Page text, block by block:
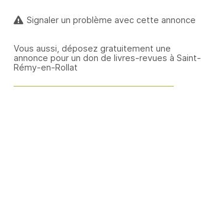
Signaler un problème avec cette annonce
Vous aussi, déposez gratuitement une
annonce pour un don de livres-revues à Saint-
Rémy-en-Rollat